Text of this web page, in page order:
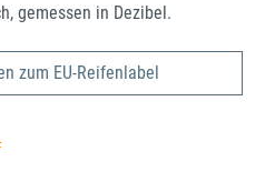
gemessen in Dezibel.
zum EU-Reifenlabel